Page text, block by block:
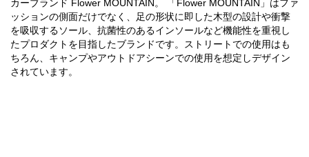
カーブランド Flower MOUNTAIN。 「Flower MOUNTAIN」はファ
ッションの側面だけでなく、足の形状に即した木型の設計や衝撃
を吸収するソール、抗菌性のあるインソールなど機能性を重視し
たプロダクトを目指したブランドです。ストリートでの使用はも
ちろん、キャンプやアウトドアシーンでの使用を想定しデザイン
されています。